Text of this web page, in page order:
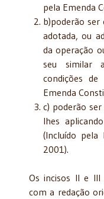
pela Emenda
b)poderão ser
adotada, ou
da operação
seu similar
condições de
Emenda
c) poderão
lhes
(Incluído pela
2001).
Os incisos II e III
com a redação